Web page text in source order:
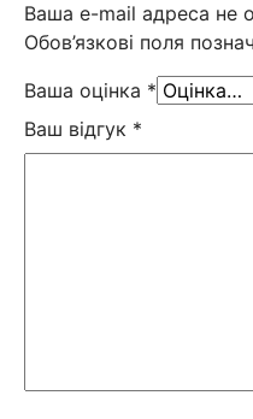
Ваша e-mail адреса не
Обов’язкові поля
Ваша оцінка *
Ваш відгук *